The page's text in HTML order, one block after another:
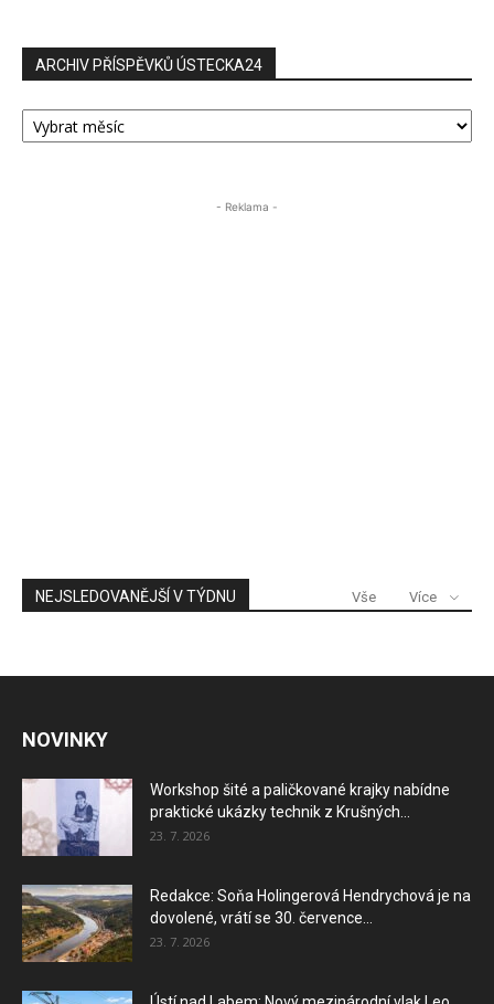
ARCHIV PŘÍSPĚVKŮ ÚSTECKA24
ARCHIV
PŘÍSPĚVKŮ
- Reklama -
NEJSLEDOVANĚJŠÍ V TÝDNU Vše Více
NOVINKY
Workshop šité a paličkované krajky nabídne
praktické ukázky technik z Krušných...
23. 7. 2026
Redakce: Soňa Holingerová Hendrychová je na
dovolené, vrátí se 30. července...
23. 7. 2026